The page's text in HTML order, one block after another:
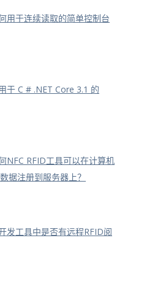
用于连续读取的简单控制台
于 C # .NET Core 3.1 的
NFC RFID工具可以在计算机
据注册到服务器上？
发工具中是否有远程RFID阅